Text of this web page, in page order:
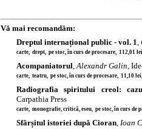
Vă mai recomandăm:
Dreptul internațional public - vol. 1,
carte, drept, pe stoc, în curs de procesare, 112,01
Acompaniatorul,Alexandr Galin,
carte, teatru, pe stoc, în curs de procesare, 11,10
Radiografia spiritului creol:
Carpathia Press
carte, monografie, critică, eseu, pe stoc, în curs de
Sfârșitul istoriei după Cioran, Ioan